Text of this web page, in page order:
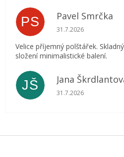
PS Pavel Smrčka
Hodnocení obchodu
31.7.2026
Velice příjemný polštářek.
složení minimalistické balení.
JŠ Jana
Hodnocení obchodu
31.7.2026
Z